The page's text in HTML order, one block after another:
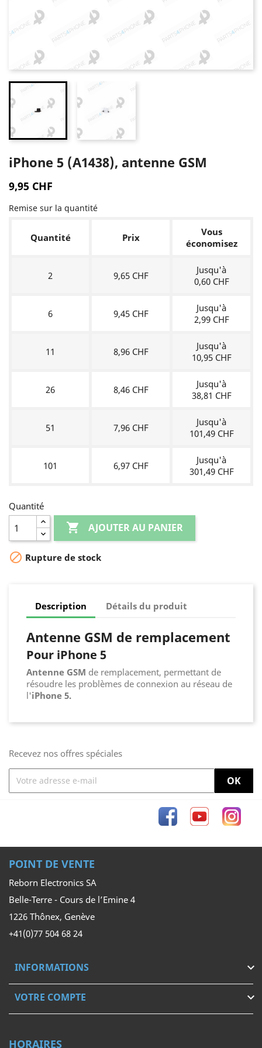
iPhone 5 (A1438), antenne GSM
9,95 CHF
Remise sur la quantité
Quantité Prix
Vous
économisez
2 9,65 CHF
Jusqu'à
0,60 CHF
6 9,45 CHF
Jusqu'à
2,99 CHF
11 8,96 CHF
Jusqu'à
10,95 CHF
26 8,46 CHF
Jusqu'à
38,81 CHF
51 7,96 CHF
Jusqu'à
101,49 CHF
101 6,97 CHF
Jusqu'à
301,49 CHF
Quantité
 AJOUTER AU PANIER
 Rupture de stock
Description Détails du produit
Antenne GSM de remplacement
Pour iPhone 5
Antenne GSM de remplacement, permettant de
résoudre les problèmes de connexion au réseau de
l'iPhone 5.
Recevez nos offres spéciales
FacebookYouTube
POINT DE VENTE
Reborn Electronics SA
Belle-Terre - Cours de l’Emine 4
1226 Thônex, Genève
+41(0)77 504 68 24
INFORMATIONS 
VOTRE COMPTE 
HORAIRES